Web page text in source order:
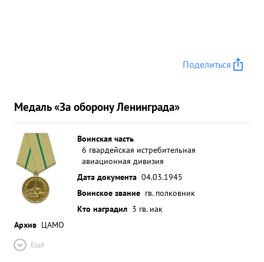
Поделиться
Медаль «За оборону Ленинграда»
Воинская часть
6 гвардейская истребительная
авиационная дивизия
Дата документа 04.03.1945
Воинское звание гв. полковник
Кто наградил 3 гв. иак
Архив ЦАМО
Ещё